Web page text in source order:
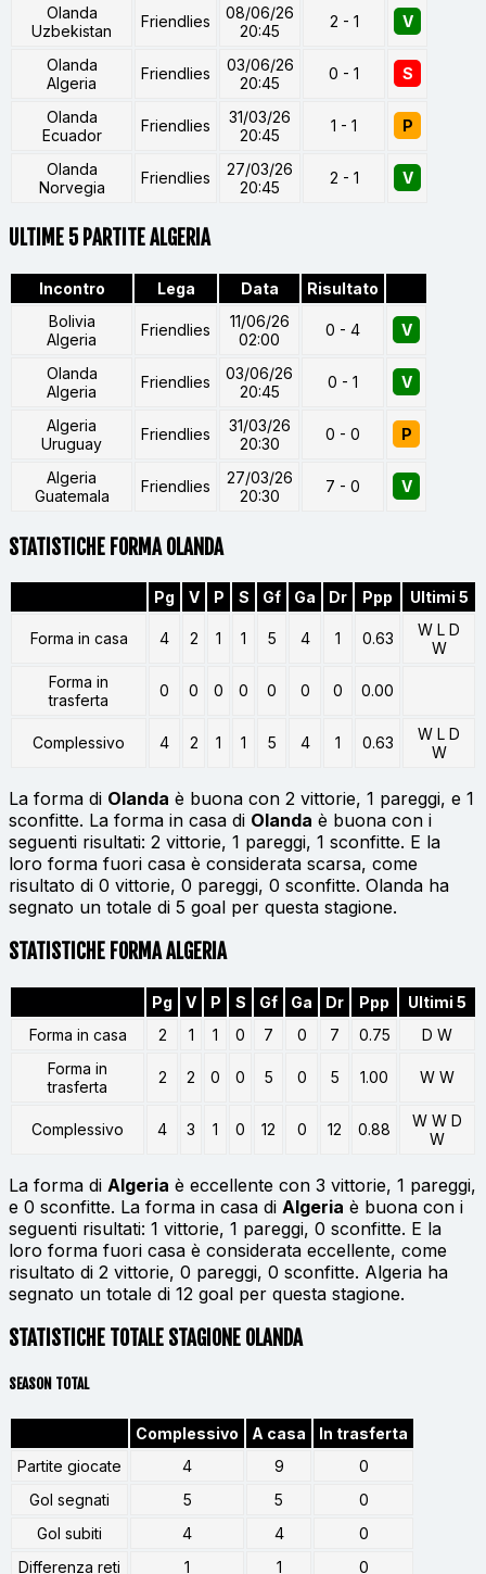
Olanda
Uzbekistan
Friendlies
08/06/26
20:45
2 - 1 V
Olanda
Algeria
Friendlies
03/06/26
20:45
0 - 1 S
Olanda
Ecuador
Friendlies
31/03/26
20:45
1 - 1 P
Olanda
Norvegia
Friendlies
27/03/26
20:45
2 - 1 V
ULTIME 5 PARTITE ALGERIA
Incontro Lega Data
Risultato
Bolivia
Algeria
Friendlies
11/06/26
02:00
0 - 4 V
Olanda
Algeria
Friendlies
03/06/26
20:45
0 - 1 V
Algeria
Uruguay
Friendlies
31/03/26
20:30
0 - 0 P
Algeria
Guatemala
Friendlies
27/03/26
20:30
7 - 0 V
STATISTICHE FORMA OLANDA
Pg V P S Gf Ga Dr Ppp Ultimi 5
Forma in casa 4 2 1 1 5 4 1 0.63
W L D
W
Forma in
trasferta
0 0 0 0 0 0 0 0.00
Complessivo 4 2 1 1 5 4 1 0.63
W L D
W
La forma di Olanda è buona con 2 vittorie, 1 pareggi, e 1
sconfitte. La forma in casa di Olanda è buona con i
seguenti risultati: 2 vittorie, 1 pareggi, 1 sconfitte. E la
loro forma fuori casa è considerata scarsa, come
risultato di 0 vittorie, 0 pareggi, 0 sconfitte. Olanda ha
segnato un totale di 5 goal per questa stagione.
STATISTICHE FORMA ALGERIA
Pg V P S Gf Ga Dr Ppp
Ultimi 5
Forma in casa
2 1 1 0 7 0 7 0.75
D W
Forma in
trasferta
2 2 0 0 5 0 5 1.00 W W
Complessivo 4 3 1 0 12 0 12 0.88
W W D
W
La forma di Algeria è eccellente con 3 vittorie, 1 pareggi,
e 0 sconfitte. La forma in casa di Algeria è buona con i
seguenti risultati: 1 vittorie, 1 pareggi, 0 sconfitte. E la
loro forma fuori casa è considerata eccellente, come
risultato di 2 vittorie, 0 pareggi, 0 sconfitte. Algeria ha
segnato un totale di 12 goal per questa stagione.
STATISTICHE TOTALE STAGIONE OLANDA
SEASON TOTAL
Complessivo A casa
In trasferta
Partite giocate
4 9
0
Gol segnati
5 5
0
Gol subiti
4 4
0
Differenza reti
1 1 0